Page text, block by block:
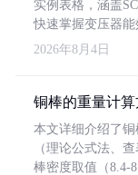
实例表格，涵盖
快速掌握变压器能
2026年8月4日
铜棒的重量计
本文详细介绍了
（理论公式法、
棒密度取值（8.4-